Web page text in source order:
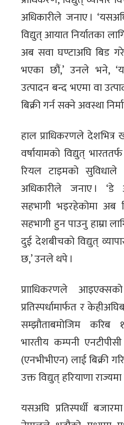
अधिकारीले जनाए ।
विद्युत् आयात निर्यातका
अब सवा घण्टाअघि बिड
भएका छौं,’ उनले भने,
उत्पादन बन्द भएमा वा
बिक्री गर्न सक्ने अवस्था
हाल प्राधिकरणले
वर्षायामको विद्युत्
रियल टाइमको
अधिकारीले जनाए । ‘डे
सहभागी भइरहेकोमा अब
सहभागी हुन पाउनु हाम्रा
दुई देशबीचको विद्युत्
छ,’ उनले थपे ।
प्रााधिकरणले
प्रतिस्पर्धामार्फत र
सम्झौताबमोजिम करिब
भारतीय कम्पनी
(एनभीभीएन) लाई बिक्री
उक्त विद्युत् हरियाणा
यसअघि प्रतिस्पर्धी